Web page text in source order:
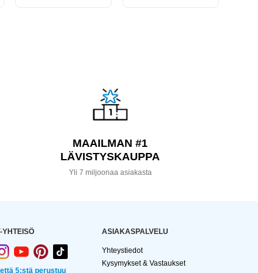
MAAILMAN #1
LÄVISTYSKAUPPA
Yli 7 miljoonaa asiakasta
YHTEISÖ
5:stä perustuu
ASIAKASPALVELU
Yhteystiedot
Kysymykset & Vastaukset